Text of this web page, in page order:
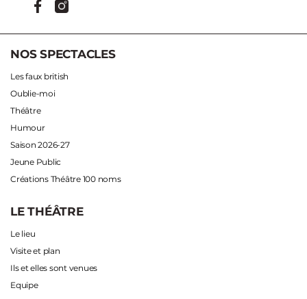
NOS SPECTACLES
Les faux british
Oublie-moi
Théâtre
Humour
Saison 2026-27
Jeune Public
Créations Théâtre 100 noms
LE THÉÂTRE
Le lieu
Visite et plan
Ils et elles sont venues
Equipe